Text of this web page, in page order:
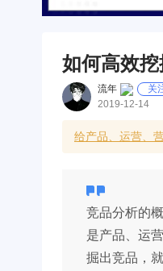
如何高效
流年
关
2019-12-14
给产品、运营、
竞品分析的
是产品、运
掘出竞品，